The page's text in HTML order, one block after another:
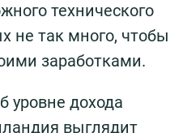
технического
не так много, чтобы
заработками.
дохода
выглядит